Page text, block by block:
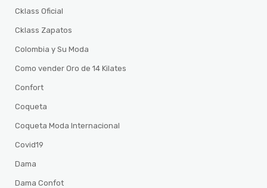
Cklass Oficial
Cklass Zapatos
Colombia y Su Moda
Como vender Oro de 14 Kilates
Confort
Coqueta
Coqueta Moda Internacional
Covid19
Dama
Dama Confot